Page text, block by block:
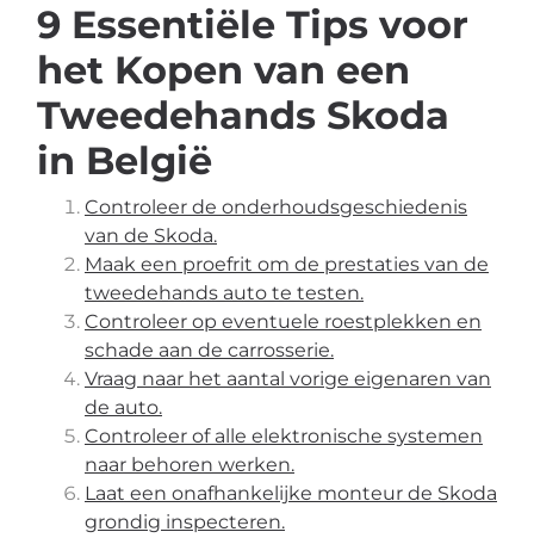
9 Essentiële Tips voor
het Kopen van een
Tweedehands Skoda
in België
Controleer de onderhoudsgeschiedenis
van de Skoda.
Maak een proefrit om de prestaties van de
tweedehands auto te testen.
Controleer op eventuele roestplekken en
schade aan de carrosserie.
Vraag naar het aantal vorige eigenaren van
de auto.
Controleer of alle elektronische systemen
naar behoren werken.
Laat een onafhankelijke monteur de Skoda
grondig inspecteren.